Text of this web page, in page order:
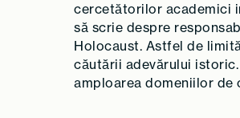
cercetătorilor academici
să scrie despre
Holocaust. Astfel de
căutării adevărului
amploarea domeniilor de